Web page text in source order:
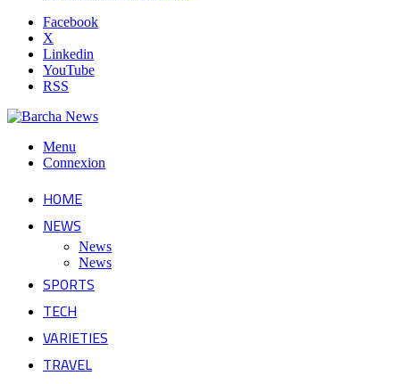
Facebook
X
Linkedin
YouTube
RSS
Menu
Connexion
HOME
NEWS
News
News
SPORTS
TECH
VARIETIES
TRAVEL